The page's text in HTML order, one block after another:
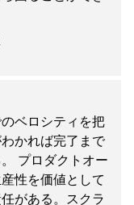
ベロシティを把
かれば完了まで
プロダクトオー
性を価値として
がある。スクラ